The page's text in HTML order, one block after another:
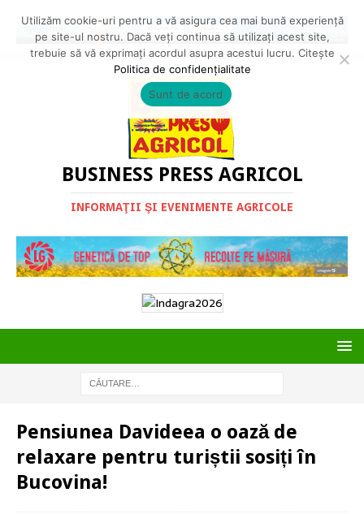
BUSINESS PRESS AGRICOL
INFORMAŢII ŞI EVENIMENTE AGRICOLE
Pensiunea Davideea o oază de
relaxare pentru turiștii sosiți în
Bucovina!
Utilizăm cookie-uri pentru a vă asigura cea mai bună experiență
pe site-ul nostru. Dacă veți continua să utilizați acest site,
trebuie să vă exprimați acordul asupra acestui lucru. Citește
Politica de confidențialitate
Sunt de acord